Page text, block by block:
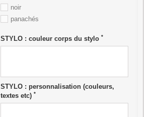
noir
panachés
STYLO : couleur corps du stylo *
STYLO : personnalisation (couleurs,
textes etc) *